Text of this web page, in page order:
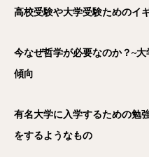
高校受験や大学受験ためのイ
今なぜ哲学が必要なのか？~
傾向
有名大学に入学するための勉
をするようなもの